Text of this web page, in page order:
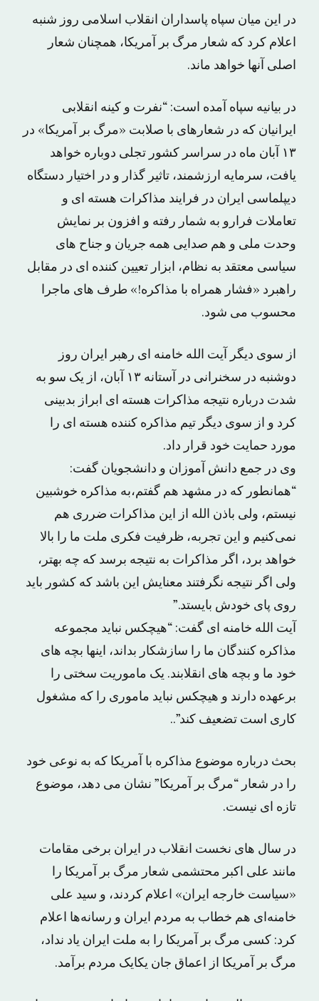
در این میان سپاه پاسداران انقلاب اسلامی روز شنبه
اعلام کرد که شعار مرگ بر آمریکا، همچنان شعار
اصلی آنها خواهد ماند.
در بیانیه سپاه آمده است: “نفرت و کینه انقلابی
ایرانیان که در شعارهای با صلابت «مرگ بر آمریکا» در
۱۳ آبان ماه در سراسر کشور تجلی دوباره خواهد
یافت، سرمایه ارزشمند، تاثیر گذار و در اختیار دستگاه
دیپلماسی ایران در فرایند مذاکرات هسته ای و
تعاملات فرارو به شمار رفته و افزون بر نمایش
وحدت ملی و هم صدایی همه جریان و جناح های
سیاسی معتقد به نظام، ابزار تعیین کننده ای در مقابل
راهبرد «فشار همراه با مذاکره!» طرف های ماجرا
محسوب می شود.
از سوی دیگر آیت الله خامنه ای رهبر ایران روز
دوشنبه در سخنرانی در آستانه ۱۳ آبان، از یک سو به
شدت درباره نتیجه مذاکرات هسته ای ابراز بدبینی
کرد و از سوی دیگر تیم مذاکره کننده هسته ای را
مورد حمایت خود قرار داد.
وی در جمع دانش آموزان و دانشجویان گفت:
“همانطور که در مشهد هم گفتم،به مذاکره خوشبین
نیستم، ولی باذن الله از این مذاکرات ضرری هم
نمی‌کنیم و این تجربه، ظرفیت فکری ملت ما را بالا
خواهد برد، اگر مذاکرات به نتیجه برسد که چه بهتر،
ولی اگر نتیجه نگرفتند معنایش این باشد که کشور باید
روی پای خودش بایستد.”
آیت الله خامنه ای گفت: “هیچکس نباید مجموعه
مذاکره کنندگان ما را سازشکار بداند، اینها بچه های
خود ما و بچه های انقلابند. یک ماموریت سختی را
برعهده دارند و هیچکس نباید ماموری را که مشغول
کاری است تضعیف کند”..
بحث درباره موضوع مذاکره با آمریکا که به نوعی خود
را در شعار “مرگ بر آمریکا” نشان می دهد، موضوع
تازه ای نیست.
در سال های نخست انقلاب در ایران برخی مقامات
مانند علی اکبر محتشمی شعار مرگ بر آمریکا را
«سیاست خارجه ایران» اعلام کردند، و سید علی
خامنه‌ای هم خطاب به مردم ایران و رسانه‌ها اعلام
کرد: کسی مرگ بر آمریکا را به ملت ایران یاد نداد،
مرگ بر آمریکا از اعماق جان یکایک مردم برآمد.